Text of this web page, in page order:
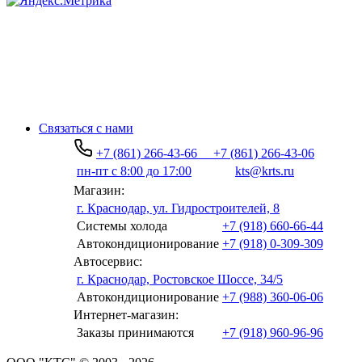
Связаться с нами
+7 (861) 266-43-66
+7 (861) 266-43-06
пн-пт с 8:00 до 17:00
kts@krts.ru
Магазин:
г. Краснодар, ул. Гидростроителей, 8
Системы холода
+7 (918) 660-66-44
Автокондиционирование +7 (918) 0-309-309
Автосервис:
г. Краснодар, Ростовское Шоссе, 34/5
Автокондиционирование +7 (988) 360-06-06
Интернет-магазин:
Заказы принимаются
+7 (918) 960-96-96